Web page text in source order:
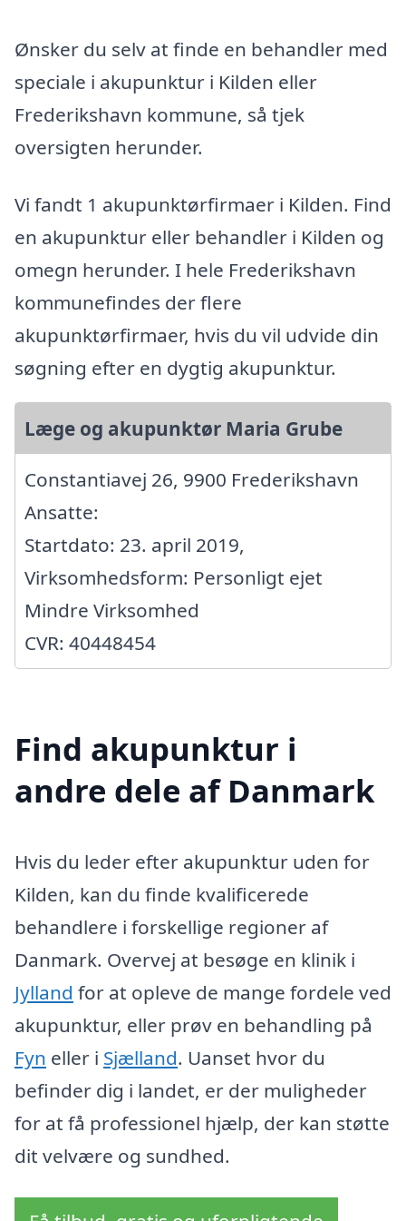
Ønsker du selv at finde en behandler med
speciale i akupunktur i Kilden eller
Frederikshavn kommune, så tjek
oversigten herunder.
Vi fandt 1 akupunktørfirmaer i Kilden. Find
en akupunktur eller behandler i Kilden og
omegn herunder. I hele Frederikshavn
kommunefindes der flere
akupunktørfirmaer, hvis du vil udvide din
søgning efter en dygtig akupunktur.
Læge og akupunktør Maria Grube
Constantiavej 26, 9900 Frederikshavn
Ansatte:
Startdato: 23. april 2019,
Virksomhedsform: Personligt ejet
Mindre Virksomhed
CVR: 40448454
Find akupunktur i
andre dele af Danmark
Hvis du leder efter akupunktur uden for
Kilden, kan du finde kvalificerede
behandlere i forskellige regioner af
Danmark. Overvej at besøge en klinik i
Jylland for at opleve de mange fordele ved
akupunktur, eller prøv en behandling på
Fyn eller i Sjælland. Uanset hvor du
befinder dig i landet, er der muligheder
for at få professionel hjælp, der kan støtte
dit velvære og sundhed.